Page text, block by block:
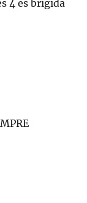
4 es brigida